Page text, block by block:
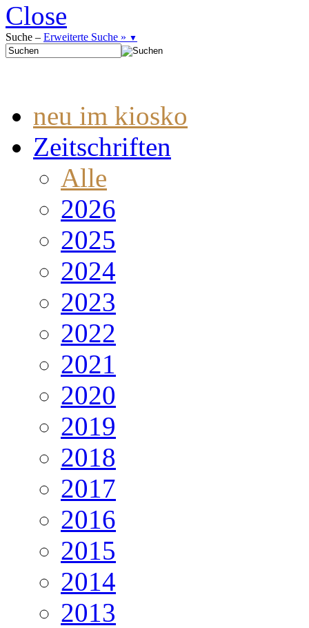
Close
Suche – Erweiterte Suche » ▼
neu im kiosko
Zeitschriften
Alle
2026
2025
2024
2023
2022
2021
2020
2019
2018
2017
2016
2015
2014
2013